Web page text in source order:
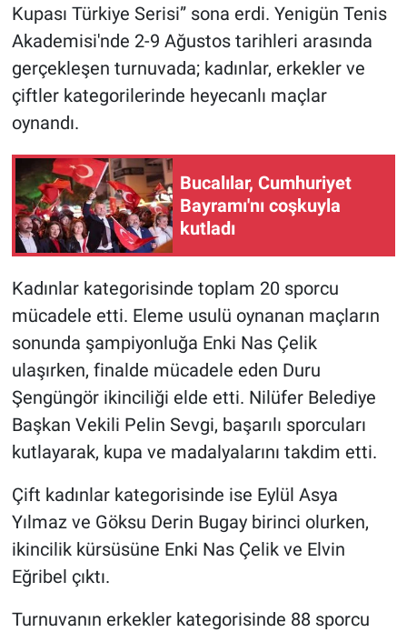
Kupası Türkiye Serisi” sona erdi. Yenigün Tenis
Akademisi'nde 2-9 Ağustos tarihleri arasında
gerçekleşen turnuvada; kadınlar, erkekler ve
çiftler kategorilerinde heyecanlı maçlar
oynandı.
Bucalılar, Cumhuriyet
Bayramı'nı coşkuyla
kutladı
Kadınlar kategorisinde toplam 20 sporcu
mücadele etti. Eleme usulü oynanan maçların
sonunda şampiyonluğa Enki Nas Çelik
ulaşırken, finalde mücadele eden Duru
Şengüngör ikinciliği elde etti. Nilüfer Belediye
Başkan Vekili Pelin Sevgi, başarılı sporcuları
kutlayarak, kupa ve madalyalarını takdim etti.
Çift kadınlar kategorisinde ise Eylül Asya
Yılmaz ve Göksu Derin Bugay birinci olurken,
ikincilik kürsüsüne Enki Nas Çelik ve Elvin
Eğribel çıktı.
Turnuvanın erkekler kategorisinde 88 sporcu
Haber
İlan
Koronavirüs
Kültür Sanat
Ne demişti
Nedir
Popüler
Programlar
Sağlık
Teknoloji